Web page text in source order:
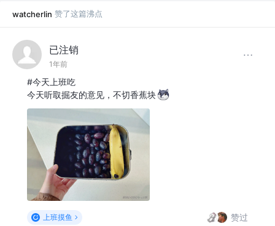
watcherlin 赞了这篇沸点
已注销
1年前
#今天上班吃
今天听取掘友的意见，不切香蕉块
上班摸鱼 赞过